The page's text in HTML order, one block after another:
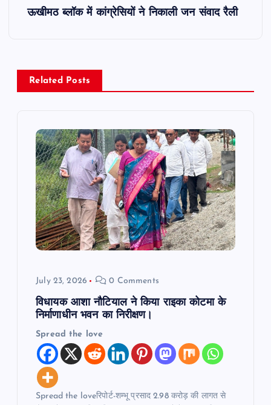
ऊखीमठ ब्लॉक में कांग्रेसियों ने निकाली जन संवाद रैली
Related Posts
July 23, 2026 0 Comments
विधायक आशा नौटियाल ने किया राइका कोटमा के
निर्माणाधीन भवन का निरीक्षण।
Spread the love
Spread the loveरिपोर्ट-शम्भू प्रसाद 2.98 करोड़ की लागत से